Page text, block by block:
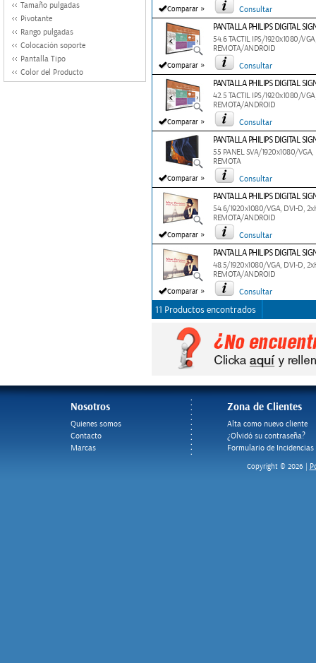
Tamaño pulgadas
Pivotante
Rango pulgadas
Colocación soporte
Pantalla Tipo
Color del Producto
Comparar » Consultar
Comparar »
PANTALLA PHILIPS DIGITAL
54.6 TACTIL IPS/1920x1080/
REMOTA/ANDROID
Consultar
Comparar »
PANTALLA PHILIPS DIGITAL
42.5 TACTIL IPS/1920x1080/
REMOTA/ANDROID
Consultar
Comparar »
PANTALLA PHILIPS DIGITAL
55 PANEL SVA/1920x1080/
REMOTA
Consultar
Comparar »
PANTALLA PHILIPS DIGITAL
54.6/1920x1080/VGA, DVI-D,
REMOTA/ANDROID
Consultar
Comparar »
PANTALLA PHILIPS DIGITAL
48.5/1920x1080/VGA, DVI-D,
REMOTA/ANDROID
Consultar
11 Productos encontrados
Nosotros
Quienes somos
Contacto
Marcas
Zona de Clientes
Alta como nuevo cliente
¿Olvidó su contraseña?
Formulario de Incidencias
Copyright © 2026 |